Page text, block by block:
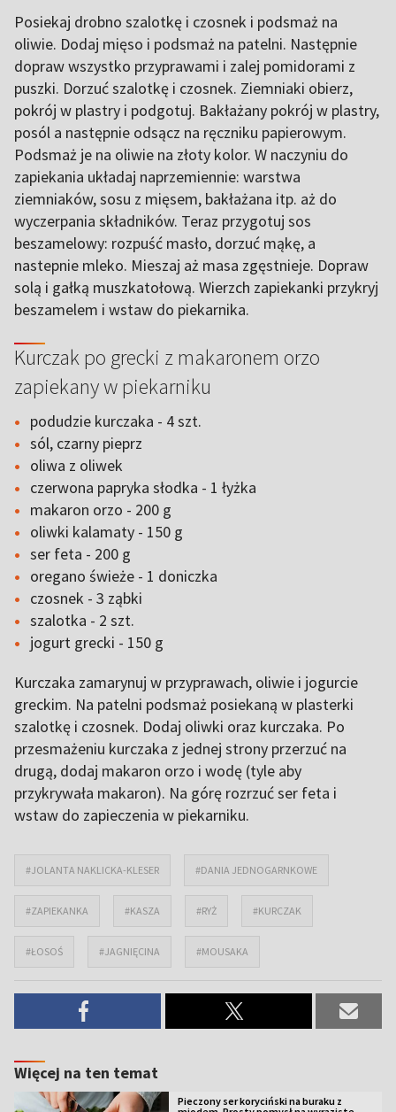
Posiekaj drobno szalotkę i czosnek i podsmaż na
oliwie. Dodaj mięso i podsmaż na patelni. Następnie
dopraw wszystko przyprawami i zalej pomidorami z
puszki. Dorzuć szalotkę i czosnek. Ziemniaki obierz,
pokrój w plastry i podgotuj. Bakłażany pokrój w plastry,
posól a następnie odsącz na ręczniku papierowym.
Podsmaż je na oliwie na złoty kolor. W naczyniu do
zapiekania układaj naprzemiennie: warstwa
ziemniaków, sosu z mięsem, bakłażana itp. aż do
wyczerpania składników. Teraz przygotuj sos
beszamelowy: rozpuść masło, dorzuć mąkę, a
nastepnie mleko. Mieszaj aż masa zgęstnieje. Dopraw
solą i gałką muszkatołową. Wierzch zapiekanki przykryj
beszamelem i wstaw do piekarnika.
Kurczak po grecki z makaronem orzo
zapiekany w piekarniku
podudzie kurczaka - 4 szt.
sól, czarny pieprz
oliwa z oliwek
czerwona papryka słodka - 1 łyżka
makaron orzo - 200 g
oliwki kalamaty - 150 g
ser feta - 200 g
oregano świeże - 1 doniczka
czosnek - 3 ząbki
szalotka - 2 szt.
jogurt grecki - 150 g
Kurczaka zamarynuj w przyprawach, oliwie i jogurcie
greckim. Na patelni podsmaż posiekaną w plasterki
szalotkę i czosnek. Dodaj oliwki oraz kurczaka. Po
przesmażeniu kurczaka z jednej strony przerzuć na
drugą, dodaj makaron orzo i wodę (tyle aby
przykrywała makaron). Na górę rozrzuć ser feta i
wstaw do zapieczenia w piekarniku.
#JOLANTA NAKLICKA-KLESER #DANIA JEDNOGARNKOWE
#ZAPIEKANKA #KASZA #RYŻ #KURCZAK
#ŁOSOŚ #JAGNIĘCINA #MOUSAKA
Więcej na ten temat
Pieczony ser koryciński na buraku z